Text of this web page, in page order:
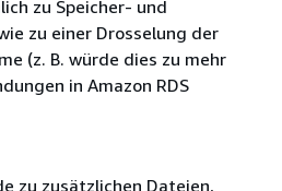
zu Speicher- und
zu einer Drosselung der
(z. B. würde dies zu mehr
in Amazon RDS
zu zusätzlichen Dateien,